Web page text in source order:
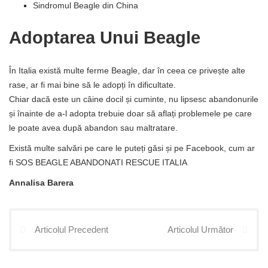
Sindromul Beagle din China
Adoptarea Unui Beagle
În Italia există multe ferme Beagle, dar în ceea ce privește alte
rase, ar fi mai bine să le adopți în dificultate.
Chiar dacă este un câine docil și cuminte, nu lipsesc abandonurile
și înainte de a-l adopta trebuie doar să aflați problemele pe care
le poate avea după abandon sau maltratare.
Există multe salvări pe care le puteți găsi și pe Facebook, cum ar
fi SOS BEAGLE ABANDONATI RESCUE ITALIA
Annalisa Barera
Articolul Precedent Articolul Următor